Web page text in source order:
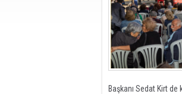
Başkanı Sedat Kirt de